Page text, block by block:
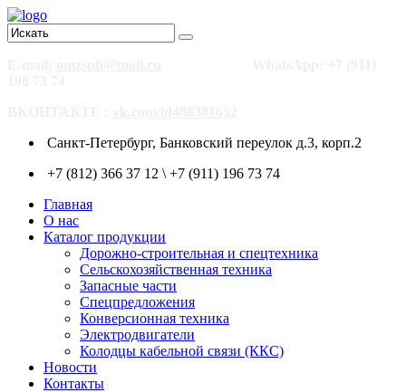
Санкт-Петербург, Банковский переулок д.3, корп.2
+7 (812) 366 37 12 \ +7 (911) 196 73 74
Главная
О нас
Каталог продукции
Дорожно-строительная и спецтехника
Сельскохозяйственная техника
Запасные части
Спецпредложения
Конверсионная техника
Электродвигатели
Колодцы кабельной связи (ККС)
Новости
Контакты